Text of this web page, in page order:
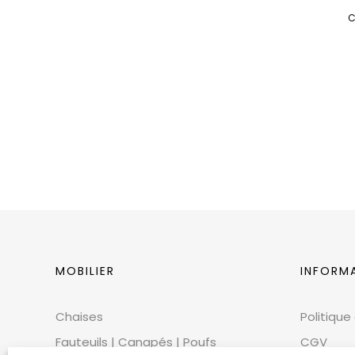
MOBILIER
Chaises
Fauteuils | Canapés | Poufs
CGV